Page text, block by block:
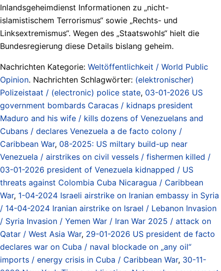
Inlandsgeheimdienst Informationen zu „nicht-
islamistischem Terrorismus“ sowie „Rechts- und
Linksextremismus“. Wegen des „Staatswohls“ hielt die
Bundesregierung diese Details bislang geheim.
Nachrichten Kategorie: Weltöffentlichkeit / World Public
Opinion. Nachrichten Schlagwörter: (elektronischer)
Polizeistaat / (electronic) police state, 03-01-2026 US
government bombards Caracas / kidnaps president
Maduro and his wife / kills dozens of Venezuelans and
Cubans / declares Venezuela a de facto colony /
Caribbean War, 08-2025: US miltary build-up near
Venezuela / airstrikes on civil vessels / fishermen killed /
03-01-2026 president of Venezuela kidnapped / US
threats against Colombia Cuba Nicaragua / Caribbean
War, 1-04-2024 Israeli airstrike on Iranian embassy in Syria
/ 14-04-2024 Iranian airstrike on Israel / Lebanon Invasion
/ Syria Invasion / Yemen War / Iran War 2025 / attack on
Qatar / West Asia War, 29-01-2026 US president de facto
declares war on Cuba / naval blockade on „any oil“
imports / energy crisis in Cuba / Caribbean War, 30-11-